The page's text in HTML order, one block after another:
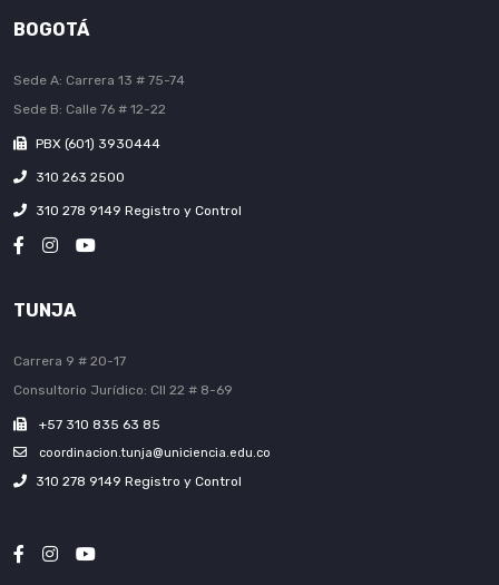
BOGOTÁ
Sede A: Carrera 13 # 75-74
Sede B: Calle 76 # 12-22
PBX (601) 3930444
310 263 2500
310 278 9149 Registro y Control
TUNJA
Carrera 9 # 20-17
Consultorio Jurídico: Cll 22 # 8-69
+57 310 835 63 85
coordinacion.tunja@uniciencia.edu.co
310 278 9149 Registro y Control